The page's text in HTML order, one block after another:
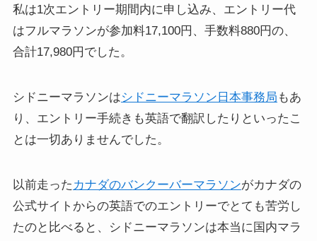
私は1次エントリー期間内に申し込み、エントリー代
はフルマラソンが参加料17,100円、手数料880円の、
合計17,980円でした。
シドニーマラソンはシドニーマラソン日本事務局 もあ
り、エントリー手続きも英語で翻訳したりといったこ
とは一切ありませんでした。
以前走った カナダのバンクーバーマラソンがカナダの
公式サイトからの英語でのエントリーでとても苦労し
たのと比べると、シドニーマラソンは本当に国内マラ